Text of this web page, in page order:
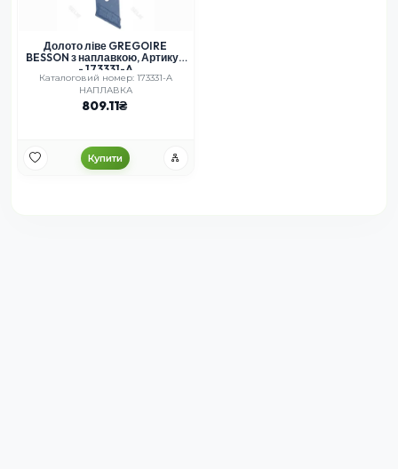
Долото ліве GREGOIRE
BESSON з наплавкою, Артикул
- 173331-A
Каталоговий номер: 173331-A
НАПЛАВКА
809.11
Купити